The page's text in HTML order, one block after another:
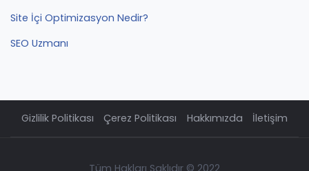
Site İçi Optimizasyon Nedir?
SEO Uzmanı
Gizlilik Politikası Çerez Politikası Hakkımızda İletişim
Tüm Hakları Saklıdır © 2022